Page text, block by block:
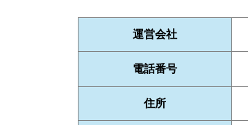
運営会社
電話番号
住所